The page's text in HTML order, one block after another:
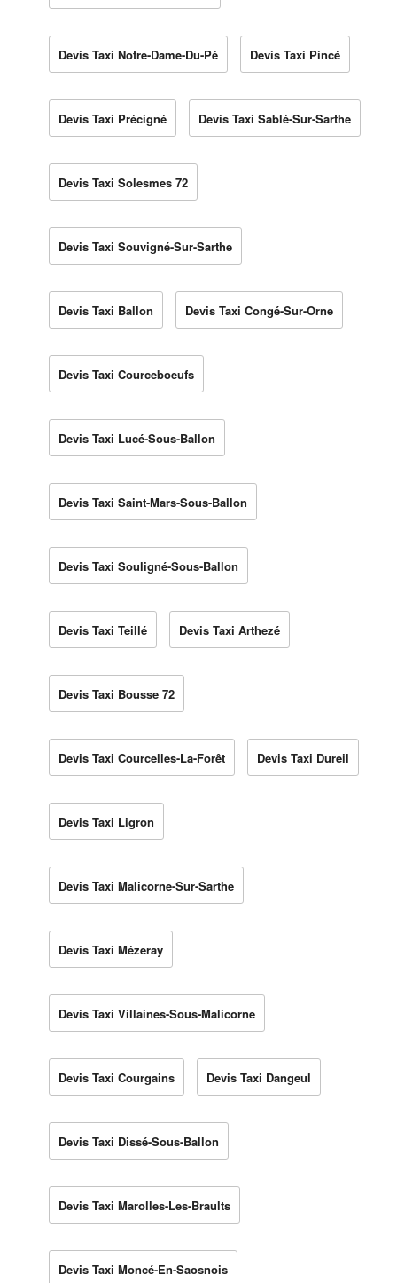
Devis Taxi Notre-Dame-Du-Pé Devis Taxi Pincé
Devis Taxi Précigné Devis Taxi Sablé-Sur-Sarthe
Devis Taxi Solesmes 72
Devis Taxi Souvigné-Sur-Sarthe
Devis Taxi Ballon Devis Taxi Congé-Sur-Orne
Devis Taxi Courceboeufs
Devis Taxi Lucé-Sous-Ballon
Devis Taxi Saint-Mars-Sous-Ballon
Devis Taxi Souligné-Sous-Ballon
Devis Taxi Teillé Devis Taxi Arthezé
Devis Taxi Bousse 72
Devis Taxi Courcelles-La-Forêt Devis Taxi Dureil
Devis Taxi Ligron
Devis Taxi Malicorne-Sur-Sarthe
Devis Taxi Mézeray
Devis Taxi Villaines-Sous-Malicorne
Devis Taxi Courgains Devis Taxi Dangeul
Devis Taxi Dissé-Sous-Ballon
Devis Taxi Marolles-Les-Braults
Devis Taxi Moncé-En-Saosnois